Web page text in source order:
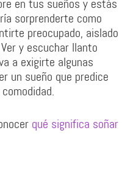
en tus sueños y estás
sorprenderte como
preocupado, aislado
y escuchar llanto
a exigirte algunas
un sueño que predice
qué significa soñar